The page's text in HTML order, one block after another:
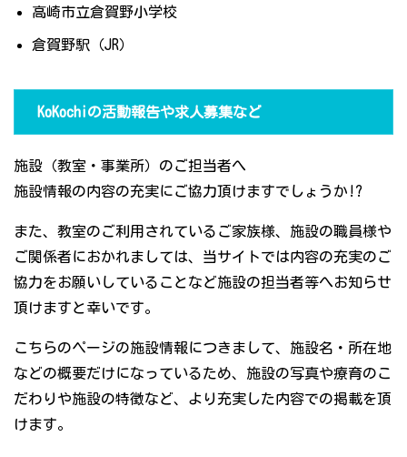
高崎市立倉賀野小学校
倉賀野駅（JR）
KoKochiの活動報告や求人募集など
施設（教室・事業所）のご担当者へ
施設情報の内容の充実にご協力頂けますでしょうか!?
また、教室のご利用されているご家族様、施設の職員様や
ご関係者におかれましては、当サイトでは内容の充実のご
協力をお願いしていることなど施設の担当者等へお知らせ
頂けますと幸いです。
こちらのページの施設情報につきまして、施設名・所在地
などの概要だけになっているため、施設の写真や療育のこ
だわりや施設の特徴など、より充実した内容での掲載を頂
けます。